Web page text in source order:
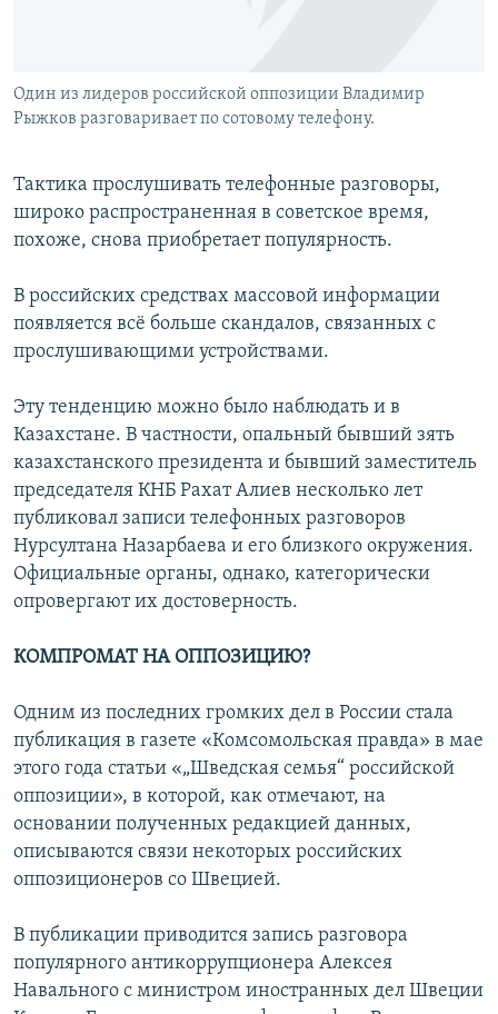
Один из лидеров российской оппозиции Владимир
Рыжков разговаривает по сотовому телефону.
Тактика прослушивать телефонные разговоры,
широко распространенная в советское время,
похоже, снова приобретает популярность.
В российских средствах массовой информации
появляется всё больше скандалов, связанных с
прослушивающими устройствами.
Эту тенденцию можно было наблюдать и в
Казахстане. В частности, опальный бывший зять
казахстанского президента и бывший заместитель
председателя КНБ Рахат Алиев несколько лет
публиковал записи телефонных разговоров
Нурсултана Назарбаева и его близкого окружения.
Официальные органы, однако, категорически
опровергают их достоверность.
КОМПРОМАТ НА ОППОЗИЦИЮ?
Одним из последних громких дел в России стала
публикация в газете «Комсомольская правда» в мае
этого года статьи «„Шведская семья“ российской
оппозиции», в которой, как отмечают, на
основании полученных редакцией данных,
описываются связи некоторых российских
оппозиционеров со Швецией.
В публикации приводится запись разговора
популярного антикоррупционера Алексея
Навального с министром иностранных дел Швеции